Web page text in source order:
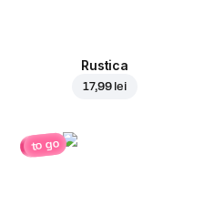
Rustica
17,99 lei
to go